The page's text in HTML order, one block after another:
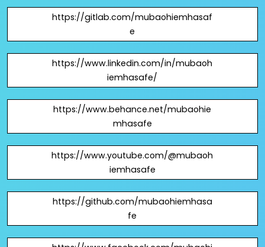
https://gitlab.com/mubaohiemhasaf
e
https://www.linkedin.com/in/mubaoh
iemhasafe/
https://www.behance.net/mubaohie
mhasafe
https://www.youtube.com/@mubaoh
iemhasafe
https://github.com/mubaohiemhasa
fe